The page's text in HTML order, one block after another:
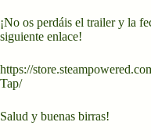
¡No os perdáis el trailer y la
siguiente enlace!
https://
Tap/
Salud y buenas birras!